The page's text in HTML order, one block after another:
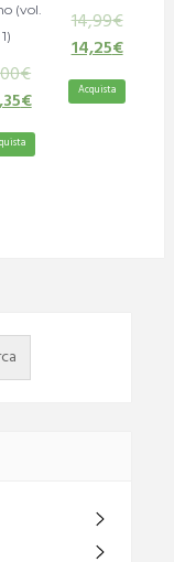
14,99€
14,25€
Acquista
(vol.
1)
€
€